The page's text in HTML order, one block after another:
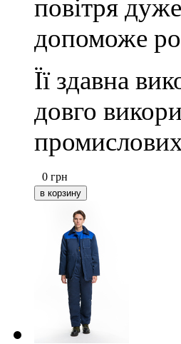
повітря
допоможе
Її здавна
довго
0 грн